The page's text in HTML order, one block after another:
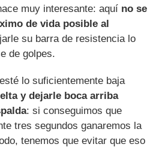
muy interesante: aquí no se
de vida posible al
su barra de resistencia lo
de golpes.
lo suficientemente baja
y dejarle boca arriba
: si conseguimos que
tres segundos ganaremos la
tenemos que evitar que eso